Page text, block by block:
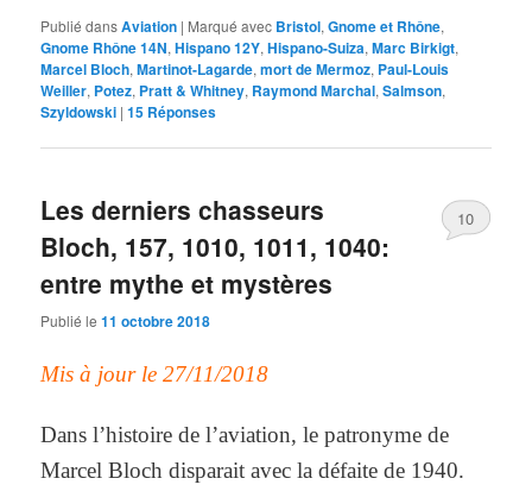
Publié dansAviation | Marqué avec Bristol,Gnome et Rhône,
Gnome Rhône 14N,Hispano 12Y,Hispano-Suiza,Marc Birkigt,
Marcel Bloch,Martinot-Lagarde,mort de Mermoz, Paul-Louis
Weiller, Potez, Pratt & Whitney, Raymond Marchal,Salmson,
Szyldowski |15 Réponses
Les derniers chasseurs
Bloch, 157, 1010, 1011, 1040:
entre mythe et mystères
Publié le11 octobre 2018
10
Mis à jour le 27/11/2018
Dans l’histoire de l’aviation, le patronyme de
Marcel Bloch disparait avec la défaite de 1940.